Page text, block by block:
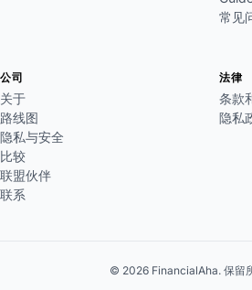
常见
公司
关于
路线图
隐私与安全
比较
联盟伙伴
联系
法律
条款
隐私
© 2026 FinancialAha. 保留